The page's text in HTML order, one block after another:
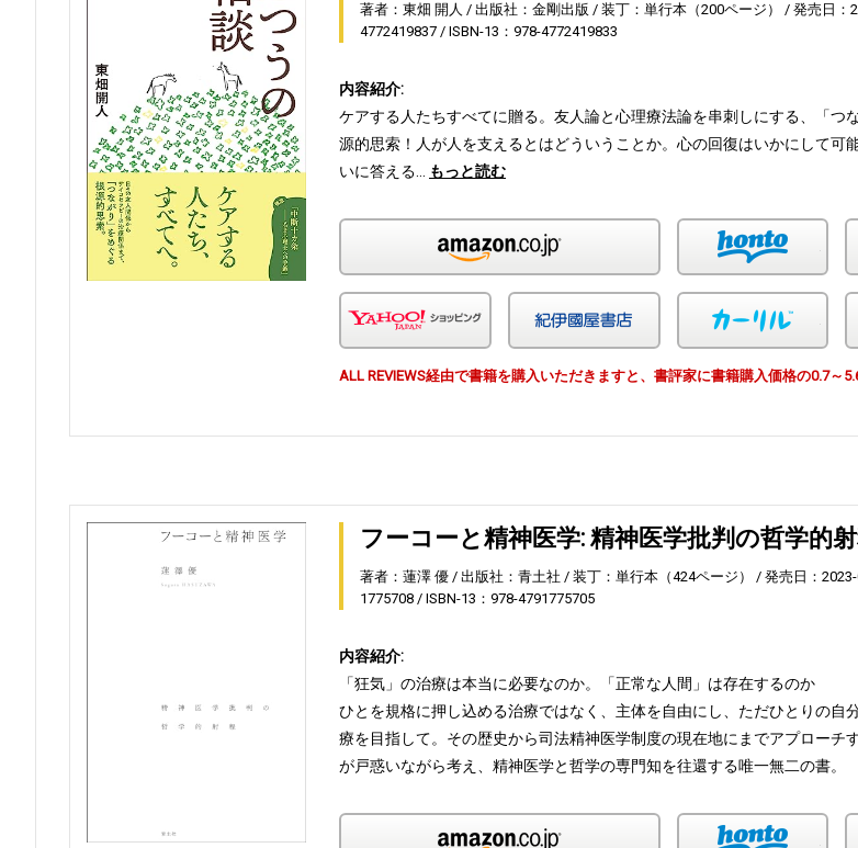
著者：東畑 開人 出版社：金剛出版 装丁：単行本（200ページ） 発売日：
4772419837
ISBN-13：978-4772419833
内容紹介:
ケアする人たちすべてに贈る。友人論と心理療法論を串刺しにする、「つ
源的思索！人が人を支えるとはどういうことか。心の回復はいかにして可
いに答える…
もっと読む
Yahoo!ショッピング 紀伊国屋 カ
ALL REVIEWS経由で書籍を購入いただきますと、書評家に書籍購入価格の0.7～
フーコーと精神医学: 精神医学批判の哲学的
著者：蓮澤 優 出版社：青土社 装丁：単行本（424ページ） 発売日：
1775708
ISBN-13：978-4791775705
内容紹介:
「狂気」の治療は本当に必要なのか。「正常な人間」は存在するのか
ひとを規格に押し込める治療ではなく、主体を自由にし、ただひとりの自
療を目指して。その歴史から司法精神医学制度の現在地にまでアプローチ
が戸惑いながら考え、精神医学と哲学の専門知を往還する唯一無二の書。